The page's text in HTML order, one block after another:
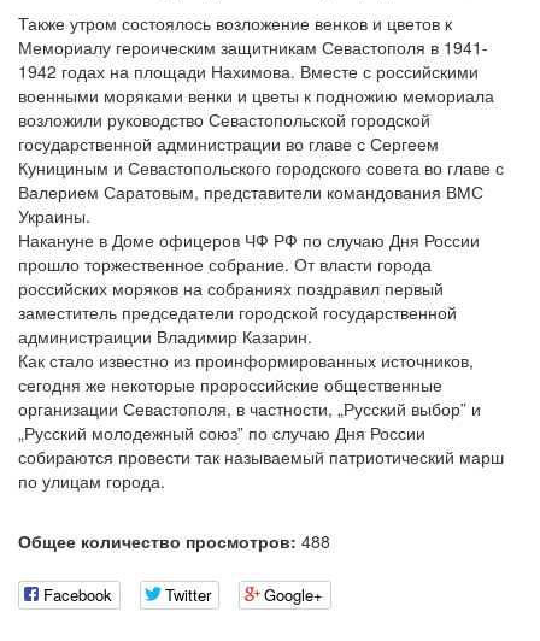
Также утром состоялось возложение венков и цветов к
Мемориалу героическим защитникам Севастополя в 1941-
1942 годах на площади Нахимова. Вместе с российскими
военными моряками венки и цветы к подножию мемориала
возложили руководство Севастопольской городской
государственной администрации во главе с Сергеем
Кунициным и Севастопольского городского совета во главе с
Валерием Саратовым, представители командования ВМС
Украины.
Накануне в Доме офицеров ЧФ РФ по случаю Дня России
прошло торжественное собрание. От власти города
российских моряков на собраниях поздравил первый
заместитель председатели городской государственной
администраиции Владимир Казарин.
Как стало известно из проинформированных источников,
сегодня же некоторые пророссийские общественные
организации Севастополя, в частности, „Русский выбор” и
„Русский молодежный союз” по случаю Дня России
собираются провести так называемый патриотический марш
по улицам города.
Общее количество просмотров: 488
Facebook Twitter Google+